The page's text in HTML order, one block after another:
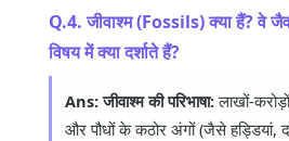
Q.4. जीवाश्म (Fossils) क्या हैं? वे
विषय में क्या दर्शाते हैं?
Ans: जीवाश्म की परिभाषा:लाखों-
और पौधों के कठोर अंगों (जैसे हड्डियां,